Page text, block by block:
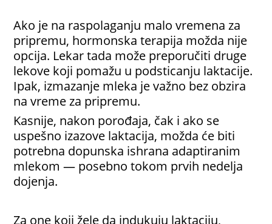
Ako je na raspolaganju malo vremena za
pripremu, hormonska terapija možda nije
opcija. Lekar tada može preporučiti druge
lekove koji pomažu u podsticanju laktacije.
Ipak, izmazanje mleka je važno bez obzira
na vreme za pripremu.
Kasnije, nakon porođaja, čak i ako se
uspešno izazove laktacija, možda će biti
potrebna dopunska ishrana adaptiranim
mlekom — posebno tokom prvih nedelja
dojenja.
Za one koji žele da indukuju laktaciju,